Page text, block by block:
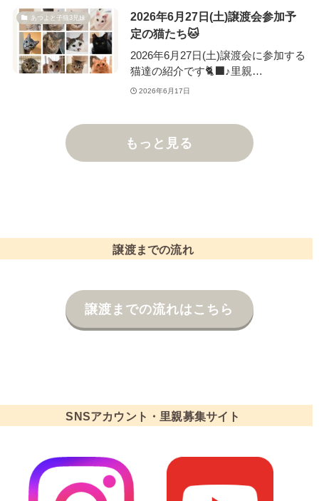
あつよと子猫3兄妹
2026年6月27日(土)譲渡会参加予
定の猫たち🐱
2026年6月27日(土)譲渡会に参加する
猫達の紹介です🐈‍⬛♪里親…
2026年6月17日
もっと見る
譲渡までの流れ
譲渡までの流れはこちら
SNSアカウント・里親募集サイト